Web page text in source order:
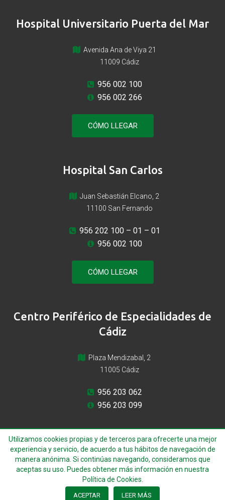
Hospital Universitario Puerta del Mar
Avenida Ana de Viya 21
11009 Cádiz
956 002 100
956 002 266
CÓMO LLEGAR
Hospital San Carlos
Juan Sebastián Elcano, 2
11100 San Fernando
956 202 100– 01 – 01
956 002 100
CÓMO LLEGAR
Centro Periférico de Especialidades de
Cádiz
Plaza Mendizabal, 2
11005 Cádiz
956 203 062
956 203 099
© 2022 Todos los derechos reservados
Utilizamos cookies propias y de terceros para ofrecerte una mejor
experiencia y servicio, de acuerdo a tus hábitos de navegación de
manera anónima. Si continúas navegando, consideramos que
aceptas su uso. Puedes obtener más información en nuestra
Política de Cookies.
ACEPTAR LEER MÁS